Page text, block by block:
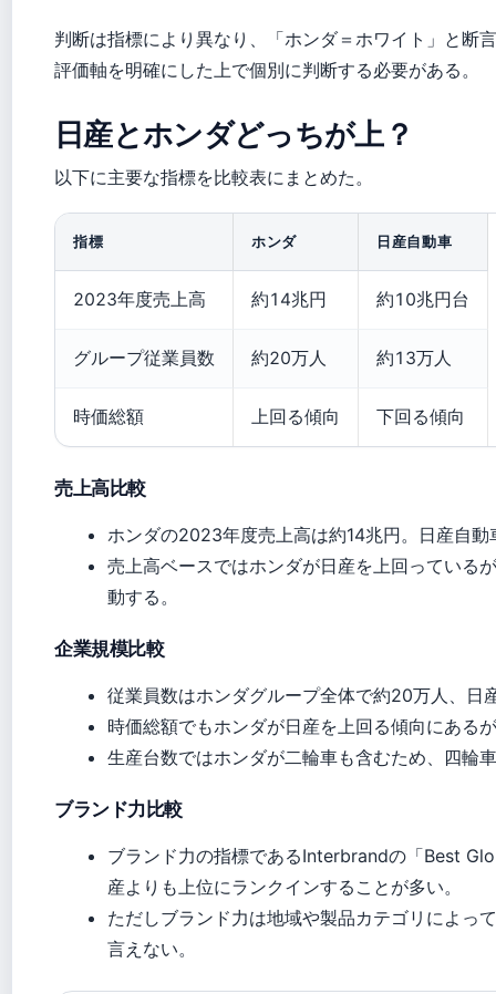
判断は指標により異なり、「ホンダ＝ホワイト」と断
評価軸を明確にした上で個別に判断する必要がある。
日産とホンダどっちが上？
以下に主要な指標を比較表にまとめた。
指標 ホンダ 日産自動車
2023年度売上高 約14兆円 約10兆円台
グループ従業員数 約20万人 約13万人
時価総額 上回る傾向 下回る傾向
売上高比較
ホンダの2023年度売上高は約14兆円。日産自
売上高ベースではホンダが日産を上回っている
動する。
企業規模比較
従業員数はホンダグループ全体で約20万人、日
時価総額でもホンダが日産を上回る傾向にある
生産台数ではホンダが二輪車も含むため、四輪
ブランド力比較
ブランド力の指標であるInterbrandの「Best
産よりも上位にランクインすることが多い。
ただしブランド力は地域や製品カテゴリによっ
言えない。